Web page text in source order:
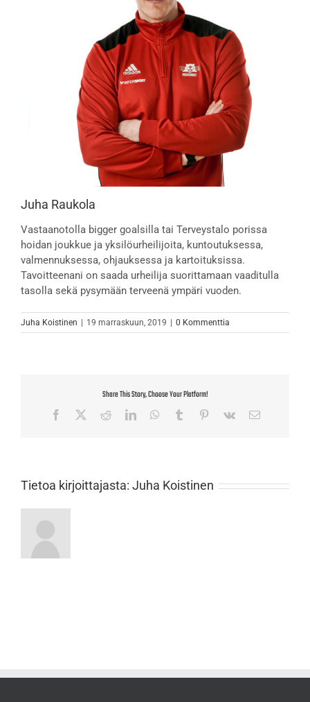
Juha Raukola
Vastaanotolla bigger goalsilla tai Terveystalo porissa
hoidan joukkue ja yksilöurheilijoita, kuntoutuksessa,
valmennuksessa, ohjauksessa ja kartoituksissa.
Tavoitteenani on saada urheilija suorittamaan vaaditulla
tasolla sekä pysymään terveenä ympäri vuoden.
Juha Koistinen | 19 marraskuun, 2019 | 0 Kommenttia
Share This Story, Choose Your Platform!
Facebook RedditLinkedInWhatsApp
Tumblr Pinterest
Vk Sähköposti
Tietoa kirjoittajasta: Juha Koistinen